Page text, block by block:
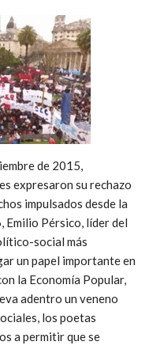
de 2015,
expresaron su rechazo
impulsados desde la
Emilio Pérsico, líder del
social más
un papel importante en
la Economía Popular,
adentro un veneno
los poetas
a permitir que se